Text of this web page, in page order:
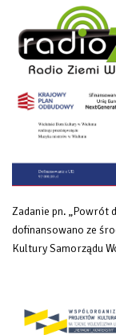
Zadanie pn. „Powrót
dofinansowano ze
Kultury Samorządu